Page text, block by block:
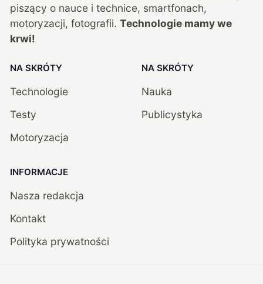
piszący o nauce i technice, smartfonach,
motoryzacji, fotografii. Technologie mamy we
krwi!
NA SKRÓTY
Technologie
Testy
Motoryzacja
NA SKRÓTY
Nauka
Publicystyka
INFORMACJE
Nasza redakcja
Kontakt
Polityka prywatności